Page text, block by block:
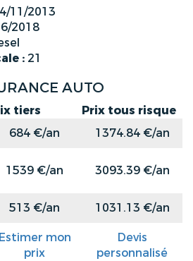
11/2013
2018
: 21
AUTO
tiers
Prix tous risque
684 €/an
1374.84 €/an
1539 €/an 3093.39 €/an
513 €/an 1031.13 €/an
Estimer mon
prix
Devis
personnalisé